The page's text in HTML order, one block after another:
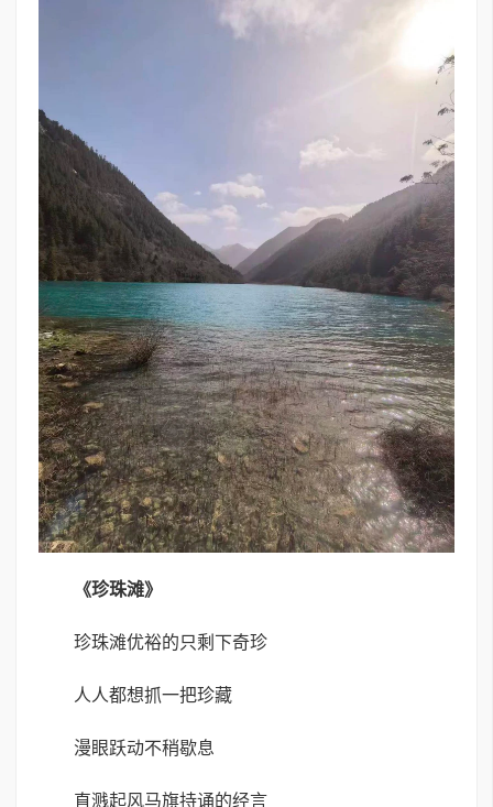
《珍珠滩》
珍珠滩优裕的只剩下奇珍
人人都想抓一把珍藏
漫眼跃动不稍歇息
直溅起风马旗持诵的经言